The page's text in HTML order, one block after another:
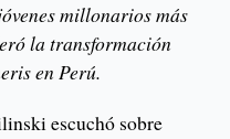
millonarios más
la transformación
en Perú.
escuchó sobre